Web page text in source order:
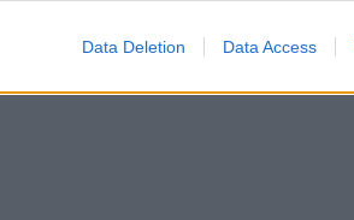
Data Deletion Data Access